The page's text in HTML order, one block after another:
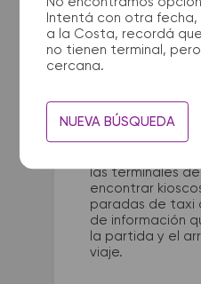
Intentá con otra fecha,
a la Costa, recordá
no tienen terminal,
cercana.
NUEVA BÚSQUEDA
¿Dónde
terminales de
a Rosario?
queda ubicada
Avellaneda 401.
colectivos de
las terminales
encontrar
paradas de taxi
de información
la partida y el
viaje.